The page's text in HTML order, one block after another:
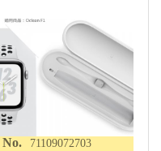
No. 71109072703